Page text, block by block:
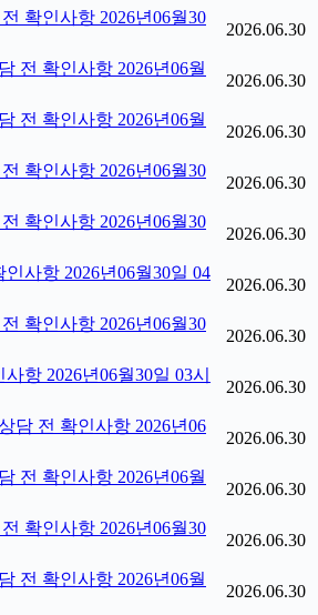
확인사항 2026년06월30
2026.06.30
전 확인사항 2026년06월
2026.06.30
전 확인사항 2026년06월
2026.06.30
확인사항 2026년06월30
2026.06.30
확인사항 2026년06월30
2026.06.30
사항 2026년06월30일 04
2026.06.30
확인사항 2026년06월30
2026.06.30
항 2026년06월30일 03시
2026.06.30
담 전 확인사항 2026년06
2026.06.30
전 확인사항 2026년06월
2026.06.30
확인사항 2026년06월30
2026.06.30
전 확인사항 2026년06월
2026.06.30